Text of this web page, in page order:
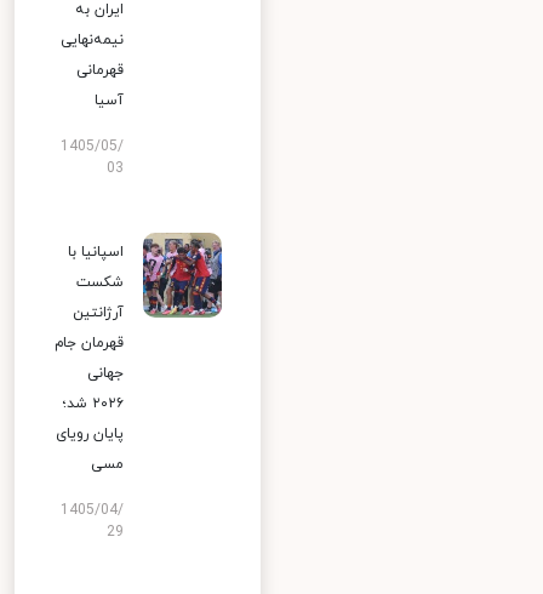
ایران به
نیمه‌نهایی
قهرمانی
آسیا
1405/05/
03
اسپانیا با
شکست
آرژانتین
قهرمان جام
جهانی
۲۰۲۶ شد؛
پایان رویای
مسی
1405/04/
29